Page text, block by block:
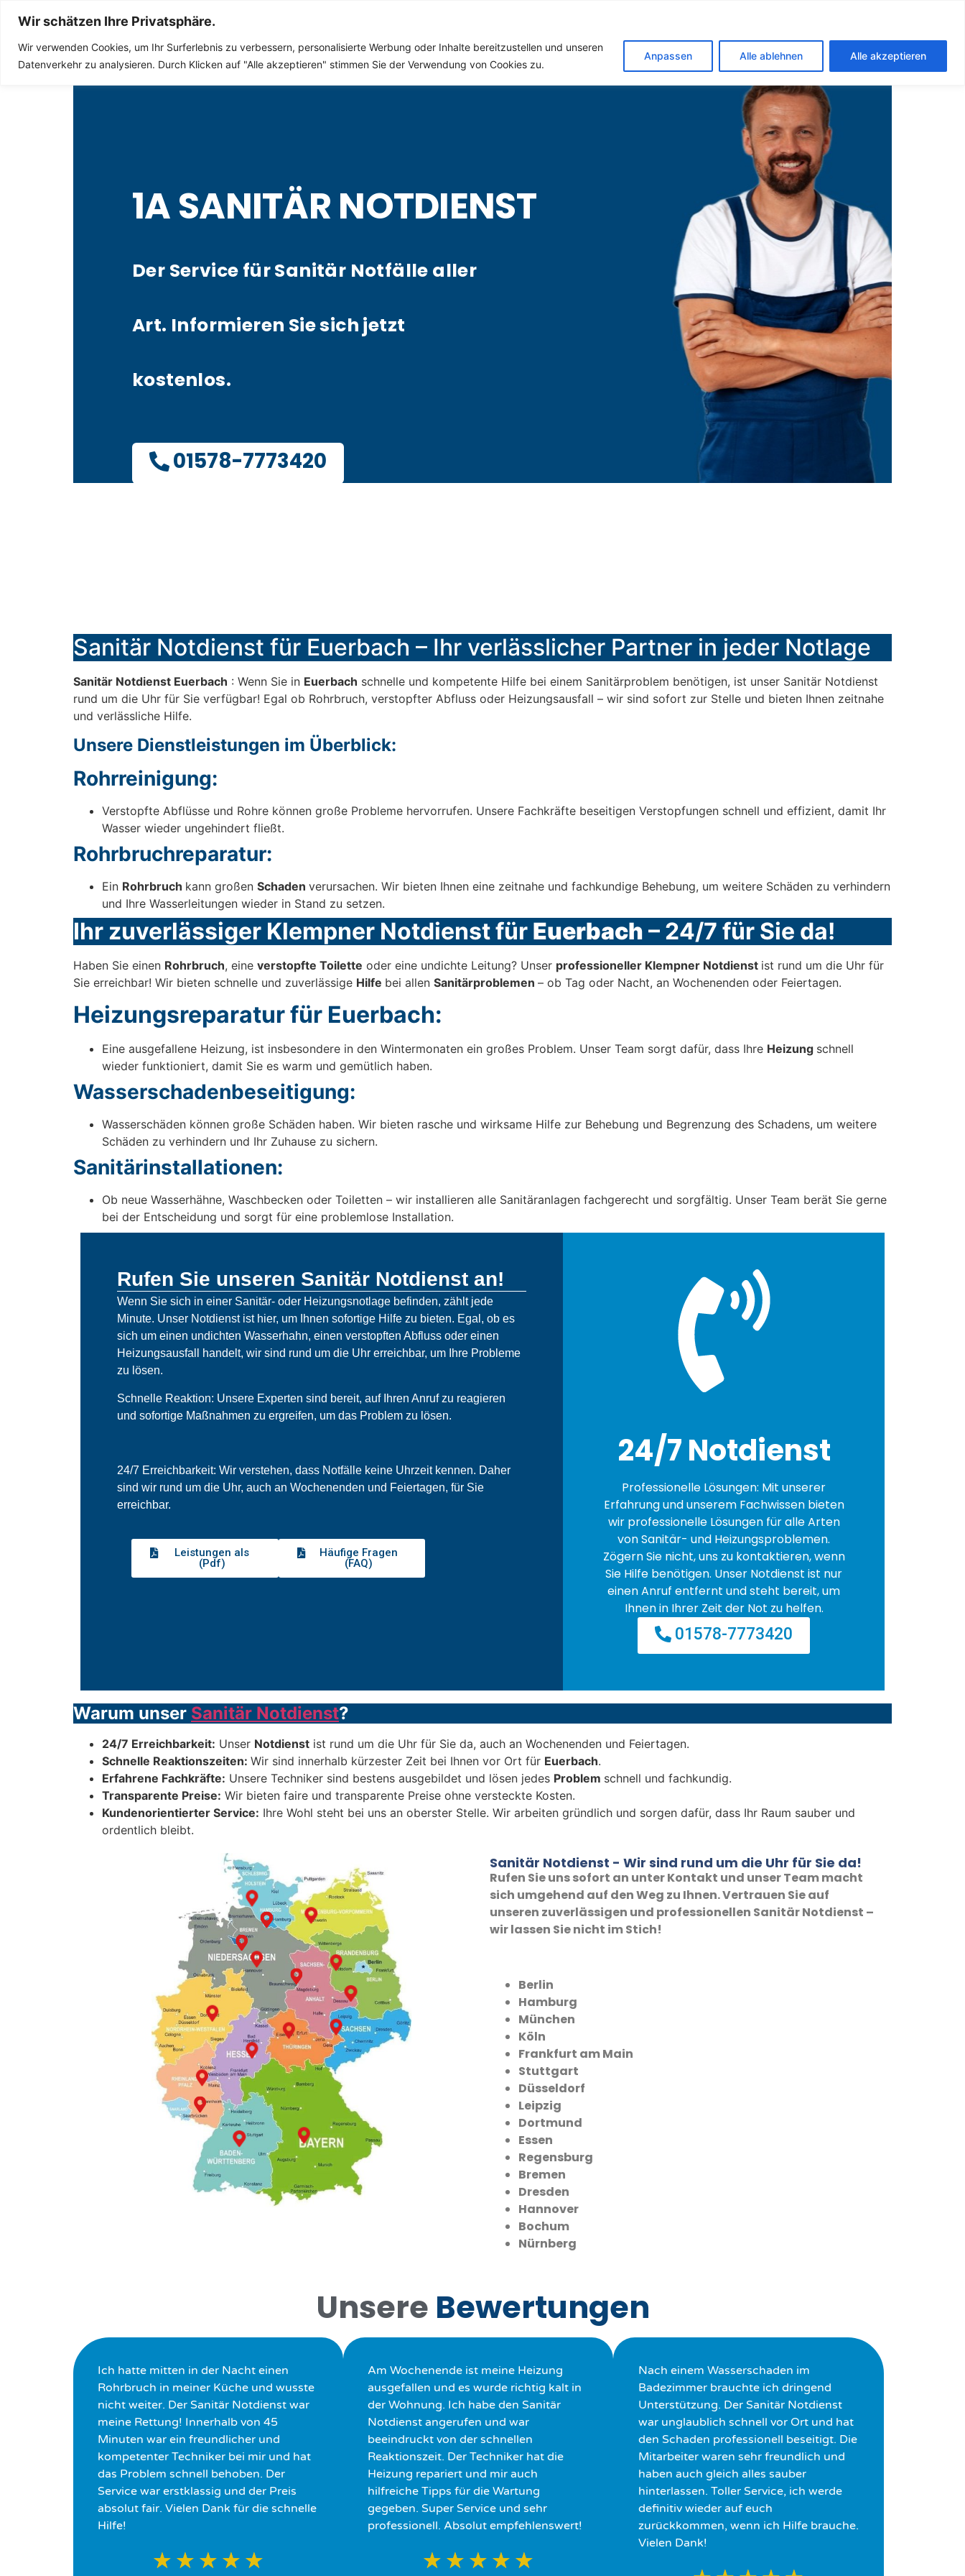
Wir schätzen Ihre Privatsphäre.
Wir verwenden Cookies, um Ihr Surferlebnis zu verbessern, personalisierte Werbung oder Inhalte bereitzustellen und unseren
Datenverkehr zu analysieren. Durch Klicken auf "Alle akzeptieren" stimmen Sie der Verwendung von Cookies zu.
Anpassen Alle ablehnen Alle akzeptieren
Sanitär Notdienst (Klempner) für Euerbach
1A SANITÄR NOTDIENST
Der Service für Sanitär Notfälle aller
Art. Informieren Sie sich jetzt
kostenlos.
01578-7773420
Sanitär Notdienst für Euerbach – Ihr verlässlicher Partner in jeder Notlage
Sanitär Notdienst Euerbach : Wenn Sie in Euerbach schnelle und kompetente Hilfe bei einem Sanitärproblem benötigen, ist unser Sanitär Notdienst
rund um die Uhr für Sie verfügbar! Egal ob Rohrbruch, verstopfter Abfluss oder Heizungsausfall – wir sind sofort zur Stelle und bieten Ihnen zeitnahe
und verlässliche Hilfe.
Unsere Dienstleistungen im Überblick:
Rohrreinigung:
Verstopfte Abflüsse und Rohre können große Probleme hervorrufen. Unsere Fachkräfte beseitigen Verstopfungen schnell und effizient, damit Ihr
Wasser wieder ungehindert fließt.
Rohrbruchreparatur:
Ein Rohrbruch kann großen Schaden verursachen. Wir bieten Ihnen eine zeitnahe und fachkundige Behebung, um weitere Schäden zu verhindern
und Ihre Wasserleitungen wieder in Stand zu setzen.
Ihr zuverlässiger Klempner Notdienst für Euerbach – 24/7 für Sie da!
Haben Sie einen Rohrbruch, eine verstopfte Toilette oder eine undichte Leitung? Unser professioneller Klempner Notdienst ist rund um die Uhr für
Sie erreichbar! Wir bieten schnelle und zuverlässige Hilfe bei allen Sanitärproblemen – ob Tag oder Nacht, an Wochenenden oder Feiertagen.
Heizungsreparatur für Euerbach:
Eine ausgefallene Heizung, ist insbesondere in den Wintermonaten ein großes Problem. Unser Team sorgt dafür, dass Ihre Heizung schnell
wieder funktioniert, damit Sie es warm und gemütlich haben.
Wasserschadenbeseitigung:
Wasserschäden können große Schäden haben. Wir bieten rasche und wirksame Hilfe zur Behebung und Begrenzung des Schadens, um weitere
Schäden zu verhindern und Ihr Zuhause zu sichern.
Sanitärinstallationen:
Ob neue Wasserhähne, Waschbecken oder Toiletten – wir installieren alle Sanitäranlagen fachgerecht und sorgfältig. Unser Team berät Sie gerne
bei der Entscheidung und sorgt für eine problemlose Installation.
Rufen Sie unseren Sanitär Notdienst an!
Wenn Sie sich in einer Sanitär- oder Heizungsnotlage befinden, zählt jede
Minute. Unser Notdienst ist hier, um Ihnen sofortige Hilfe zu bieten. Egal, ob es
sich um einen undichten Wasserhahn, einen verstopften Abfluss oder einen
Heizungsausfall handelt, wir sind rund um die Uhr erreichbar, um Ihre Probleme
zu lösen.
Schnelle Reaktion: Unsere Experten sind bereit, auf Ihren Anruf zu reagieren
und sofortige Maßnahmen zu ergreifen, um das Problem zu lösen.
24/7 Erreichbarkeit: Wir verstehen, dass Notfälle keine Uhrzeit kennen. Daher
sind wir rund um die Uhr, auch an Wochenenden und Feiertagen, für Sie
erreichbar.
Leistungen als
(Pdf)
Häufige Fragen
(FAQ)
24/7 Notdienst
Professionelle Lösungen: Mit unserer
Erfahrung und unserem Fachwissen bieten
wir professionelle Lösungen für alle Arten
von Sanitär- und Heizungsproblemen.
Zögern Sie nicht, uns zu kontaktieren, wenn
Sie Hilfe benötigen. Unser Notdienst ist nur
einen Anruf entfernt und steht bereit, um
Ihnen in Ihrer Zeit der Not zu helfen.
01578-7773420
Warum unser Sanitär Notdienst?
24/7 Erreichbarkeit: Unser Notdienst ist rund um die Uhr für Sie da, auch an Wochenenden und Feiertagen.
Schnelle Reaktionszeiten: Wir sind innerhalb kürzester Zeit bei Ihnen vor Ort für Euerbach.
Erfahrene Fachkräfte: Unsere Techniker sind bestens ausgebildet und lösen jedes Problem schnell und fachkundig.
Transparente Preise: Wir bieten faire und transparente Preise ohne versteckte Kosten.
Kundenorientierter Service: Ihre Wohl steht bei uns an oberster Stelle. Wir arbeiten gründlich und sorgen dafür, dass Ihr Raum sauber und
ordentlich bleibt.
Sanitär Notdienst - Wir sind rund um die Uhr für Sie da!
Rufen Sie uns sofort an unter Kontakt und unser Team macht
sich umgehend auf den Weg zu Ihnen. Vertrauen Sie auf
unseren zuverlässigen und professionellen Sanitär Notdienst –
wir lassen Sie nicht im Stich!
Berlin
Hamburg
München
Köln
Frankfurt am Main
Stuttgart
Düsseldorf
Leipzig
Dortmund
Essen
Regensburg
Bremen
Dresden
Hannover
Bochum
Nürnberg
Unsere Bewertungen
Ich hatte mitten in der Nacht einen
Rohrbruch in meiner Küche und wusste
nicht weiter. Der Sanitär Notdienst war
meine Rettung! Innerhalb von 45
Minuten war ein freundlicher und
kompetenter Techniker bei mir und hat
das Problem schnell behoben. Der
Service war erstklassig und der Preis
absolut fair. Vielen Dank für die schnelle
Hilfe!
★ ★ ★ ★ ★
Am Wochenende ist meine Heizung
ausgefallen und es wurde richtig kalt in
der Wohnung. Ich habe den Sanitär
Notdienst angerufen und war
beeindruckt von der schnellen
Reaktionszeit. Der Techniker hat die
Heizung repariert und mir auch
hilfreiche Tipps für die Wartung
gegeben. Super Service und sehr
professionell. Absolut empfehlenswert!
★ ★ ★ ★ ★
Nach einem Wasserschaden im
Badezimmer brauchte ich dringend
Unterstützung. Der Sanitär Notdienst
war unglaublich schnell vor Ort und hat
den Schaden professionell beseitigt. Die
Mitarbeiter waren sehr freundlich und
haben auch gleich alles sauber
hinterlassen. Toller Service, ich werde
definitiv wieder auf euch
zurückkommen, wenn ich Hilfe brauche.
Vielen Dank!